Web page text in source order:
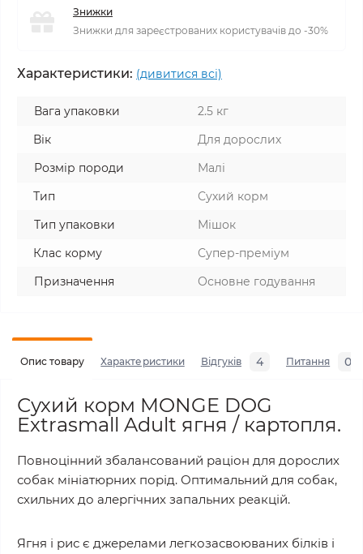
Знижки
Знижки для зареєстрованих користувачів до -30%
Характеристики: (дивитися всі)
Вага упаковки
2.5 кг
Вік
Для дорослих
Розмір породи
Малі
Тип
Сухий корм
Тип упаковки
Мішок
Клас корму
Супер-преміум
Призначення
Основне годування
Опис товару Характеристики Відгуків 4 Питання 0
Сухий корм MONGE DOG
Extrasmall Adult ягня / картопля.
Повноцінний збалансований раціон для дорослих
собак мініатюрних порід. Оптимальний для собак,
схильних до алергічних запальних реакцій.
Ягня і рис є джерелами легкозасвоюваних білків і